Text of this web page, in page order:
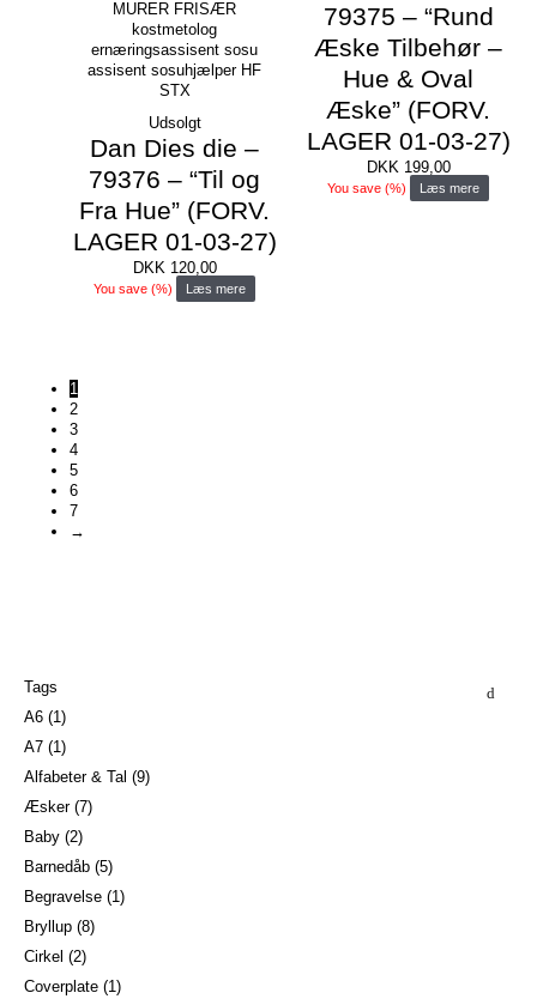
Tags
A6 (1)
A7 (1)
Alfabeter & Tal (9)
Æsker (7)
Baby (2)
Barnedåb (5)
Begravelse (1)
Bryllup (8)
Cirkel (2)
Coverplate (1)
Udsolgt
Dan Dies die –
79376 – “Til og
Fra Hue” (FORV.
LAGER 01-03-27)
DKK 120,00
You save(%) Læs mere
79375 – “Rund
Æske Tilbehør –
Hue & Oval
Æske” (FORV.
LAGER 01-03-27)
DKK 199,00
You save (%) Læs mere
1
2
3
4
5
6
7
→